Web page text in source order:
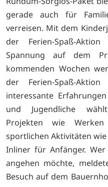
gerade auch für
verreisen. Mit dem
der Ferien-Spaß-
Spannung auf dem
kommenden Wochen
der Ferien-Spaß-
interessante
und Jugendliche
Projekten wie
sportlichen Aktivitäten
Inliner für Anfänger.
angehen möchte,
Besuch auf dem